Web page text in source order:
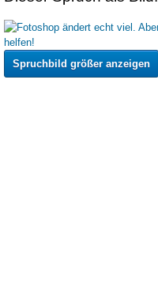
Spruchbild größer anzeigen